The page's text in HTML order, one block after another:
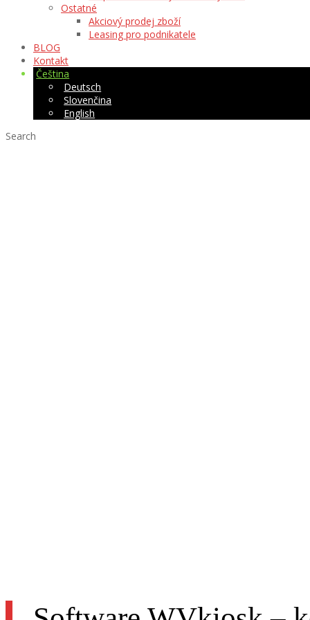
Ostatné
Akciový prodej zboží
Leasing pro podnikatele
BLOG
Kontakt
Čeština
Deutsch
Slovenčina
English
Search